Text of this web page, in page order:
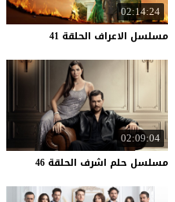
02:14:24
مسلسل الاعراف الحلقة 41
02:09:04
مسلسل حلم اشرف الحلقة 46